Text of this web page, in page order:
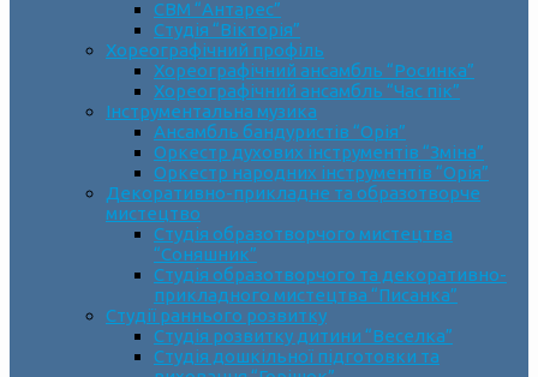
СВМ “Антарес”
Студія “Вікторія”
Хореографічний профіль
Хореографічний ансамбль “Росинка”
Хореографічний ансамбль “Час пік”
Інструментальна музика
Ансамбль бандуристів “Орія”
Оркестр духових інструментів “Зміна”
Оркестр народних інструментів “Орія”
Декоративно-прикладне та образотворче
мистецтво
Cтудія образотворчого мистецтва
“Соняшник”
Студія образотворчого та декоративно-
прикладного мистецтва “Писанка”
Студії раннього розвитку
Студія розвитку дитини “Веселка”
Студія дошкільної підготовки та